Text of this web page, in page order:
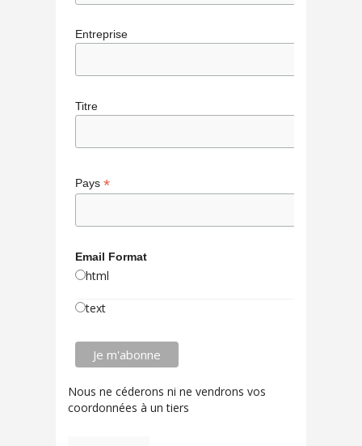
Entreprise
Titre
Pays *
Email Format
html
text
Nous ne céderons ni ne vendrons vos
coordonnées à un tiers